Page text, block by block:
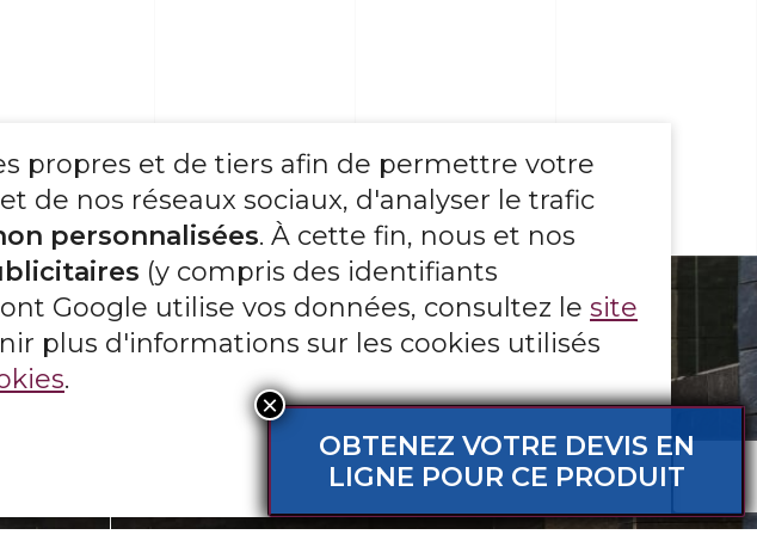
dans notre site.
OBTENEZ VOTRE DEVIS EN
LIGNE POUR CE PRODUIT
propres et de tiers afin de permettre votre
de nos réseaux sociaux, d'analyser le trafic
personnalisées. À cette fin, nous et nos
(y compris des identifiants
Google utilise vos données, consultez le site
plus d'informations sur les cookies utilisés
.
bannière des cookies GDPR